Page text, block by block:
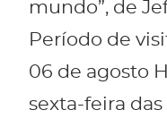
mundo”, de
Período de
06 de agosto
sexta-feira das